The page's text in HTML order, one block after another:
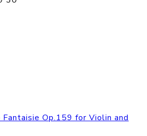
Op.159 for Violin and